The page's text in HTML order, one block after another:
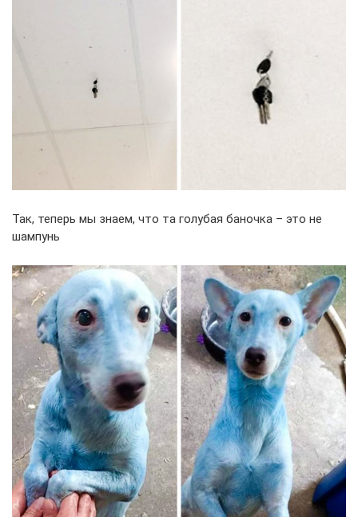
Так, теперь мы знаем, что та голубая баночка – это не
шампунь